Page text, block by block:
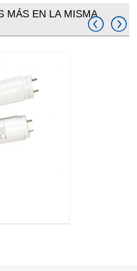
MÁS EN LA MISMA